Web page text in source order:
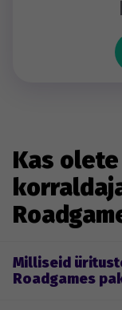
Kas
Milliseid
Roadgames